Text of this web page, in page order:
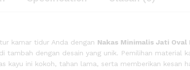
kamar tidur Anda dengan Nakas Minimalis Jati Oval
tambah dengan desain yang unik. Pemilihan material
kayu ini kokoh, tahan lama, serta memberikan kesan